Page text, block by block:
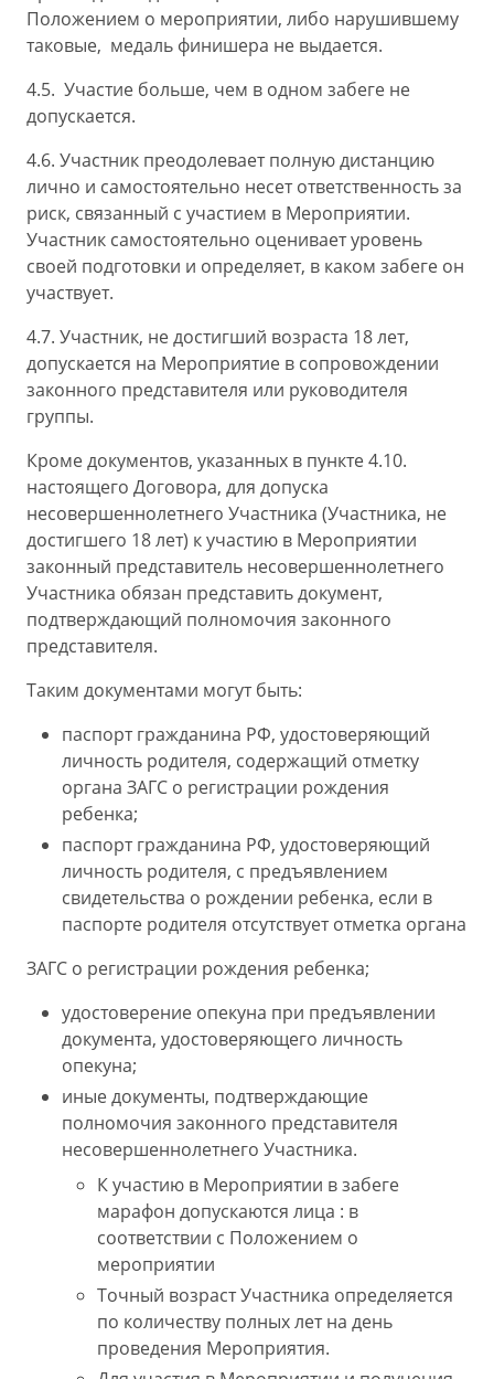
Положением о мероприятии, либо нарушившему
таковые, медаль финишера не выдается.
4.5. Участие больше, чем в одном забеге не
допускается.
4.6. Участник преодолевает полную дистанцию
лично и самостоятельно несет ответственность за
риск, связанный с участием в Мероприятии.
Участник самостоятельно оценивает уровень
своей подготовки и определяет, в каком забеге он
участвует.
4.7. Участник, не достигший возраста 18 лет,
допускается на Мероприятие в сопровождении
законного представителя или руководителя
группы.
Кроме документов, указанных в пункте 4.10.
настоящего Договора, для допуска
несовершеннолетнего Участника (Участника, не
достигшего 18 лет) к участию в Мероприятии
законный представитель несовершеннолетнего
Участника обязан представить документ,
подтверждающий полномочия законного
представителя.
Таким документами могут быть:
паспорт гражданина РФ, удостоверяющий
личность родителя, содержащий отметку
органа ЗАГС о регистрации рождения
ребенка;
паспорт гражданина РФ, удостоверяющий
личность родителя, с предъявлением
свидетельства о рождении ребенка, если в
паспорте родителя отсутствует отметка органа
ЗАГС о регистрации рождения ребенка;
удостоверение опекуна при предъявлении
документа, удостоверяющего личность
опекуна;
иные документы, подтверждающие
полномочия законного представителя
несовершеннолетнего Участника.
К участию в Мероприятии в забеге
марафон допускаются лица : в
соответствии с Положением о
мероприятии
Точный возраст Участника определяется
по количеству полных лет на день
проведения Мероприятия.